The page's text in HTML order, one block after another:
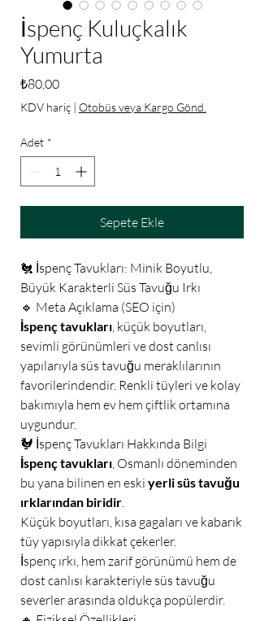
İspenç Kuluçkalık
Yumurta
₺80,00Fiyat
KDV hariç | Otobüs veya Kargo Gönd.
Adet *
Sepete Ekle
🐔 İspenç Tavukları: Minik Boyutlu,
Büyük Karakterli Süs Tavuğu Irkı
🔹 Meta Açıklama (SEO için)
İspenç tavukları, küçük boyutları,
sevimli görünümleri ve dost canlısı
yapılarıyla süs tavuğu meraklılarının
favorilerindendir. Renkli tüyleri ve kolay
bakımıyla hem ev hem çiftlik ortamına
uygundur.
🐓 İspenç Tavukları Hakkında Bilgi
İspenç tavukları, Osmanlı döneminden
bu yana bilinen en eski yerli süs tavuğu
ırklarından biridir.
Küçük boyutları, kısa gagaları ve kabarık
tüy yapısıyla dikkat çekerler.
İspenç ırkı, hem zarif görünümü hem de
dost canlısı karakteriyle süs tavuğu
severler arasında oldukça popülerdir.